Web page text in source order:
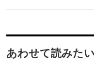
あわせて読みたい